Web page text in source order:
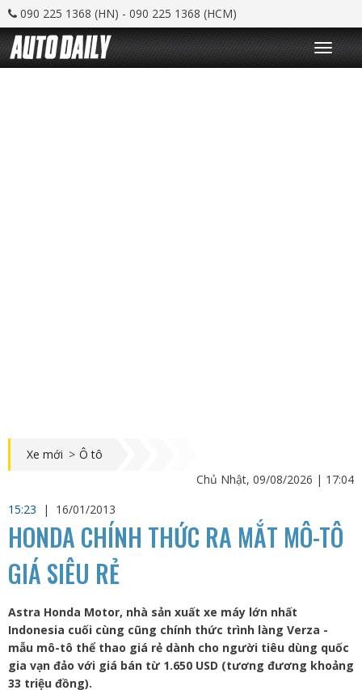
090 225 1368 (HN) - 090 225 1368 (HCM)
T
o
g
Xe mới > Ô tô
Chủ Nhật, 09/08/2026 | 17:04
15:23
| 16/01/2013
HONDA CHÍNH THỨC RA MẮT MÔ-TÔ
GIÁ SIÊU RẺ
Astra Honda Motor, nhà sản xuất xe máy lớn nhất
Indonesia cuối cùng cũng chính thức trình làng Verza -
mẫu mô-tô thể thao giá rẻ dành cho người tiêu dùng quốc
gia vạn đảo với giá bán từ 1.650 USD (tương đương khoảng
33 triệu đồng).